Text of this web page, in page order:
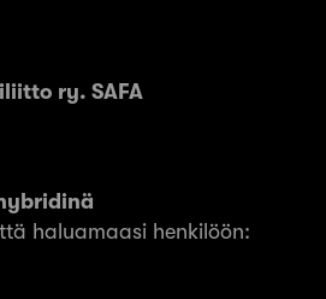
ry. SAFA
haluamaasi henkilöön: